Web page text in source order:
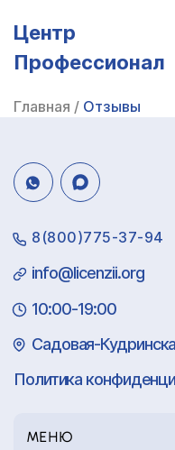
Центр
Профессионал
Главная / Отзывы
8(800)775-37-94
info@licenzii.org
10:00-19:00
Садовая-
Политика
МЕНЮ